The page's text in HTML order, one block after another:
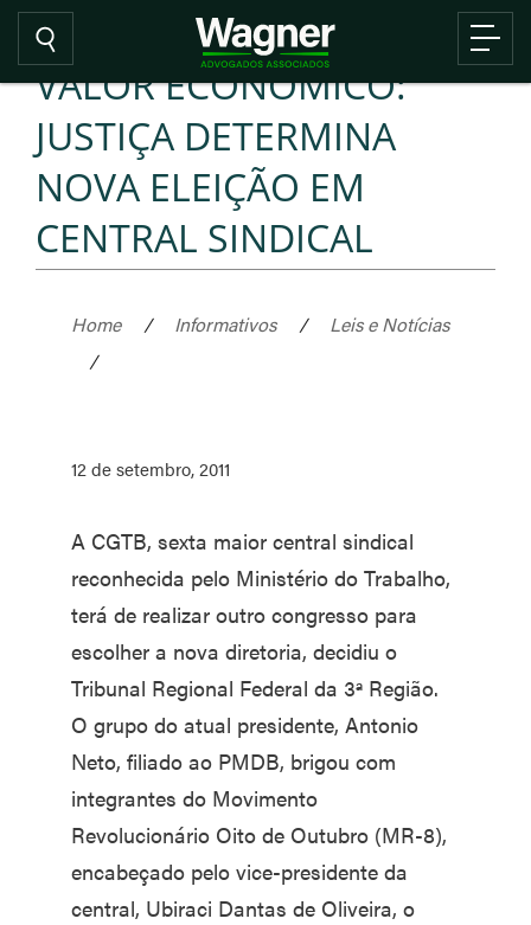
VALOR ECONÔMICO:
JUSTIÇA DETERMINA
NOVA ELEIÇÃO EM
CENTRAL SINDICAL
Home / Informativos /
Leis e Notícias
/
12 de setembro, 2011
A CGTB, sexta maior central sindical
reconhecida pelo Ministério do Trabalho,
terá de realizar outro congresso para
escolher a nova diretoria, decidiu o
Tribunal Regional Federal da 3ª Região.
O grupo do atual presidente, Antonio
Neto, filiado ao PMDB, brigou com
integrantes do Movimento
Revolucionário Oito de Outubro (MR-8),
encabeçado pelo vice-presidente da
central, Ubiraci Dantas de Oliveira, o